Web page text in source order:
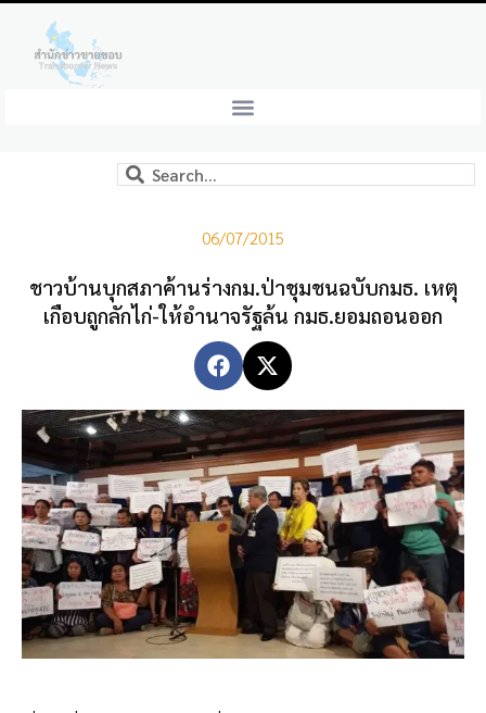
06/07/2015
ชาวบ้านบุกสภาค้านร่างกม.ป่าชุมชนฉบับกมธ. เหตุ
เกือบถูกลักไก่-ให้อำนาจรัฐล้น กมธ.ยอมถอนออก